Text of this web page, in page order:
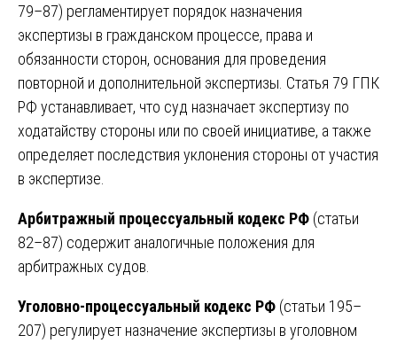
79–87) регламентирует порядок назначения
экспертизы в гражданском процессе, права и
обязанности сторон, основания для проведения
повторной и дополнительной экспертизы. Статья 79 ГПК
РФ устанавливает, что суд назначает экспертизу по
ходатайству стороны или по своей инициативе, а также
определяет последствия уклонения стороны от участия
в экспертизе.
Арбитражный процессуальный кодекс РФ (статьи
82–87) содержит аналогичные положения для
арбитражных судов.
Уголовно-процессуальный кодекс РФ (статьи 195–
207) регулирует назначение экспертизы в уголовном